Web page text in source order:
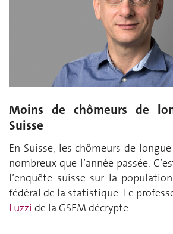
Moins de chômeurs de
Suisse
En Suisse, les chômeurs de
nombreux que l’année passée.
l’enquête suisse sur la
fédéral de la statistique. Le
Luzzi de la GSEM décrypte.